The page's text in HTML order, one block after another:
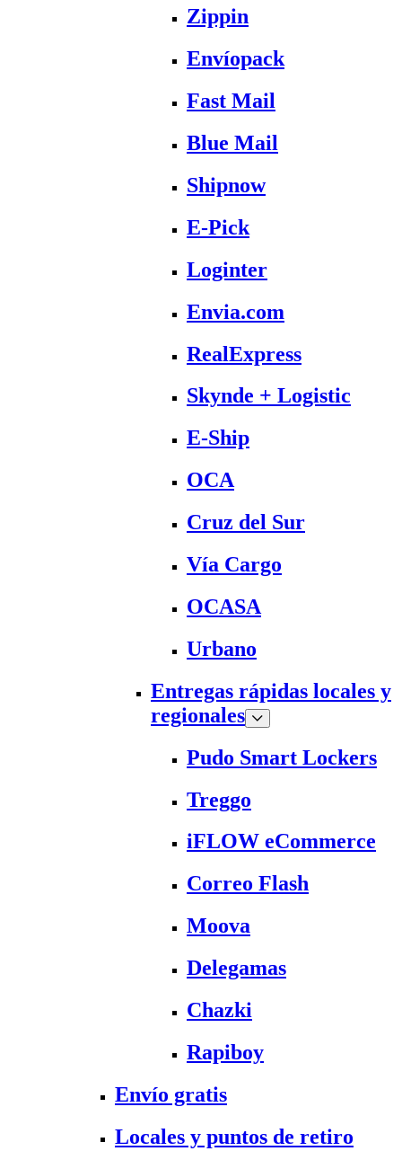
Zippin
Envíopack
Fast Mail
Blue Mail
Shipnow
E-Pick
Loginter
Envia.com
RealExpress
Skynde + Logistic
E-Ship
OCA
Cruz del Sur
Vía Cargo
OCASA
Urbano
Entregas rápidas locales y
regionales
Pudo Smart Lockers
Treggo
iFLOW eCommerce
Correo Flash
Moova
Delegamas
Chazki
Rapiboy
Envío gratis
Locales y puntos de retiro